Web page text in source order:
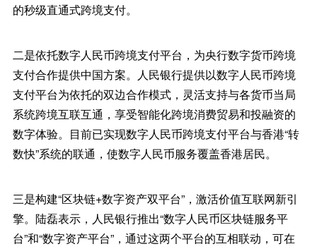
的秒级直通式跨境支付。
二是依托数字人民币跨境支付平台，为央行数字货币跨境
支付合作提供中国方案。人民银行提供以数字人民币跨境
支付平台为依托的双边合作模式，灵活支持与各货币当局
系统跨境互联互通，享受智能化跨境消费贸易和投融资的
数字体验。目前已实现数字人民币跨境支付平台与香港“转
数快”系统的联通，使数字人民币服务覆盖香港居民。
三是构建“区块链+数字资产双平台”，激活价值互联网新引
擎。陆磊表示，人民银行推出“数字人民币区块链服务平
台”和“数字资产平台”，通过这两个平台的互相联动，可在